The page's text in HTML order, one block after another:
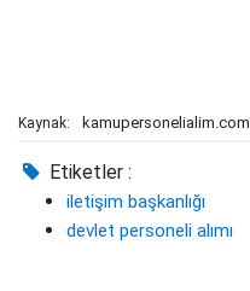
Kaynak: kamupersonelialim.com
Etiketler :
iletişim başkanlığı
devlet personeli alımı